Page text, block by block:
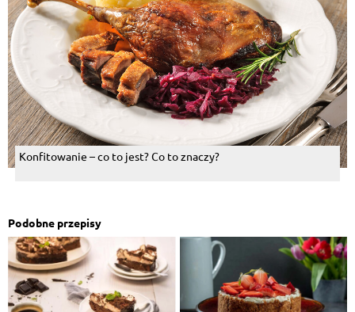
Konfitowanie – co to jest? Co to znaczy?
Podobne przepisy